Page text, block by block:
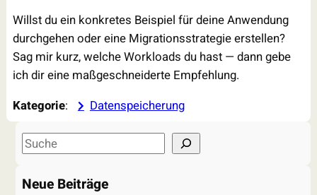
Willst du ein konkretes Beispiel für deine Anwendung
durchgehen oder eine Migrationsstrategie erstellen?
Sag mir kurz, welche Workloads du hast — dann gebe
ich dir eine maßgeschneiderte Empfehlung.
Kategorie:
Datenspeicherung
S
e
a
Neue Beiträge